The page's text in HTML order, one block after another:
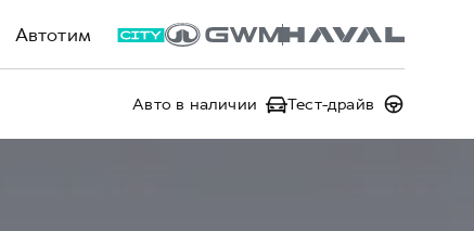
Автотим
Авто в наличии Тест-драйв